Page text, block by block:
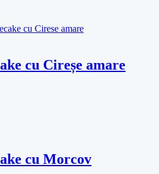
cu Cireșe amare
cu Morcov